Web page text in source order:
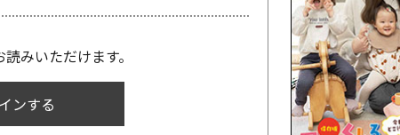
みいただけます。
ンする